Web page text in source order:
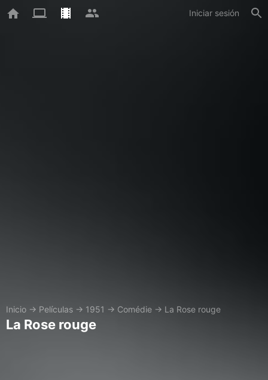
Iniciar sesión
Inicio → Películas → 1951 → Comédie → La Rose rouge
La Rose rouge